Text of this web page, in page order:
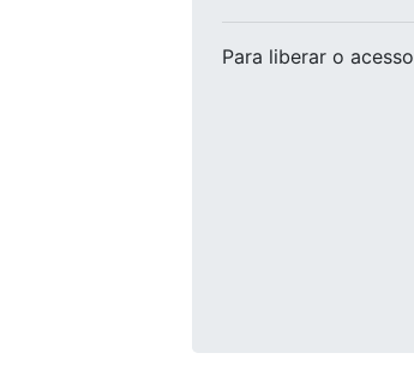
Para liberar o acesso